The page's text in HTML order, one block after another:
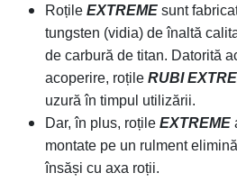
Roțile EXTREME sunt
tungsten (vidia) de înaltă
de carbură de titan. Datorită
acoperire, roțile RUBI
uzură în timpul utilizării.
Dar, în plus, roțile EXTREME
montate pe un rulment
însăși cu axa roții.